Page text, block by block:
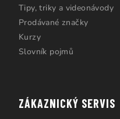
Tipy, triky a videonávody
Prodávané značky
Kurzy
Slovník pojmů
ZÁKAZNICKÝ SERVIS